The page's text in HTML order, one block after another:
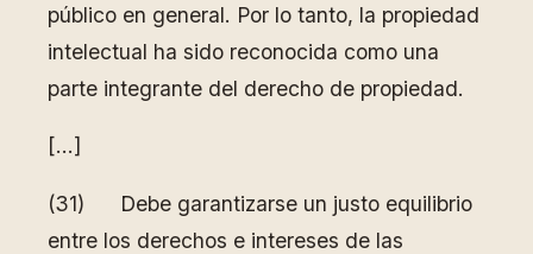
público en general. Por lo tanto, la propiedad
intelectual ha sido reconocida como una
parte integrante del derecho de propiedad.
[…]
(31) Debe garantizarse un justo equilibrio
entre los derechos e intereses de las